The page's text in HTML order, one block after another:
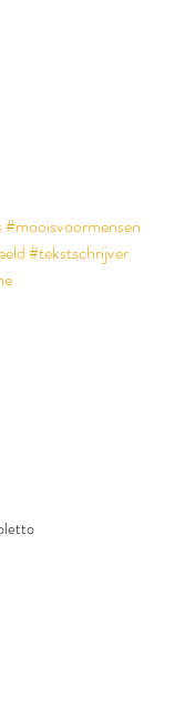
#mooisvoormensen
#tekstschrijver